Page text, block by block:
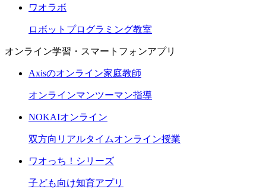
ワオラボ
ロボットプログラミング教室
オンライン学習・スマートフォンアプリ
Axisのオンライン家庭教師
オンラインマンツーマン指導
NOKAIオンライン
双方向リアルタイムオンライン授業
ワオっち！シリーズ
子ども向け知育アプリ